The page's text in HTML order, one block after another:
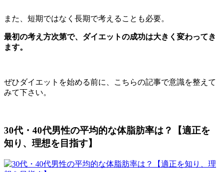
また、短期ではなく長期で考えることも必要。
最初の考え方次第で、ダイエットの成功は大きく変わってき
ます。
ぜひダイエットを始める前に、こちらの記事で意識を整えて
みて下さい。
30代・40代男性の平均的な体脂肪率は？【適正を
知り、理想を目指す】